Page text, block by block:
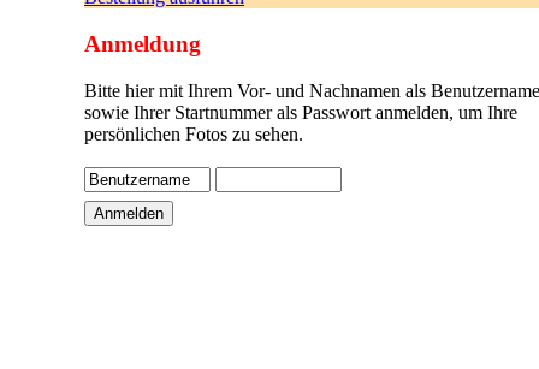
Anmeldung
Bitte hier mit Ihrem Vor- und Nachnamen als
sowie Ihrer Startnummer als Passwort anmelden, um Ihre
persönlichen Fotos zu sehen.